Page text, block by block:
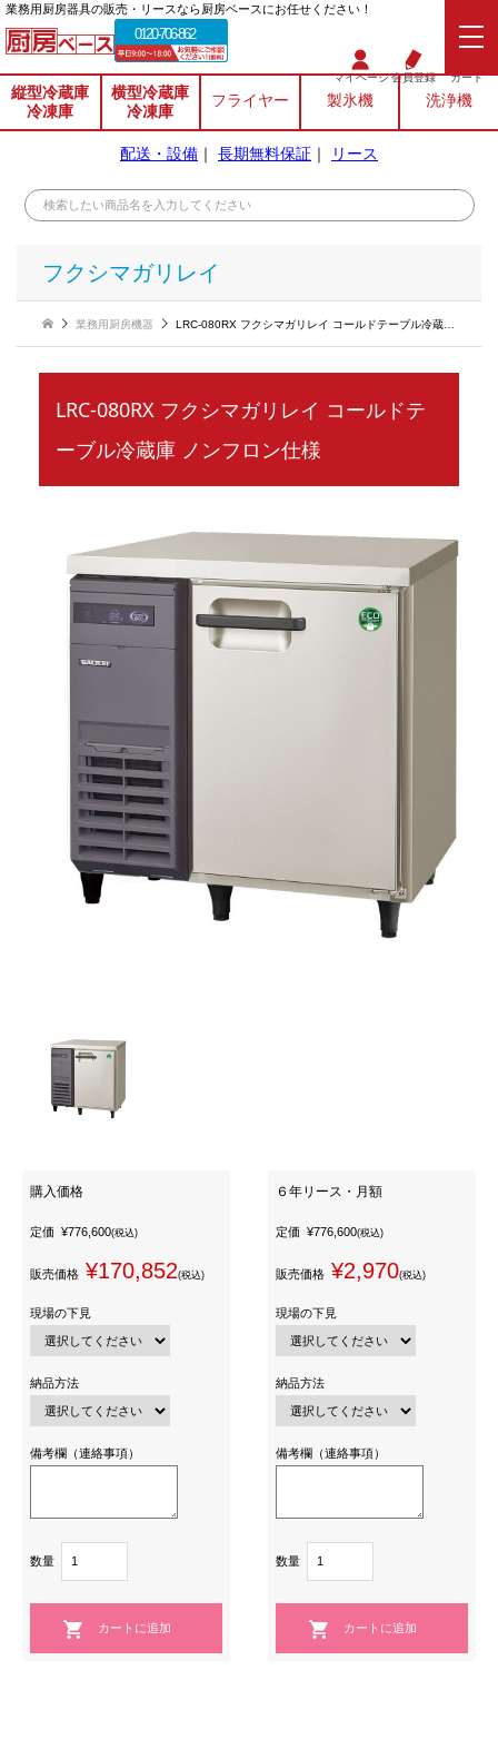
業務⽤厨房器具の販売・リースなら厨房ベースにお任せください！
0120-706-862
マイページ会員登録 カート
縦型冷蔵庫
冷凍庫
横型冷蔵庫
冷凍庫
フライヤー 製氷機 洗浄機
配送・設備 ｜ 長期無料保証 ｜ リース
フクシマガリレイ
業務用厨房機器 LRC-080RX フクシマガリレイ コールドテーブル冷蔵庫 ノンフロン仕様
LRC-080RX フクシマガリレイ コールドテ
ーブル冷蔵庫 ノンフロン仕様
購入価格
定価 ¥776,600(税込)
販売価格 ¥170,852(税込)
現場の下見
納品方法
備考欄（連絡事項）
数量
６年リース・月額
定価 ¥776,600(税込)
販売価格 ¥2,970(税込)
現場の下見
納品方法
備考欄（連絡事項）
数量